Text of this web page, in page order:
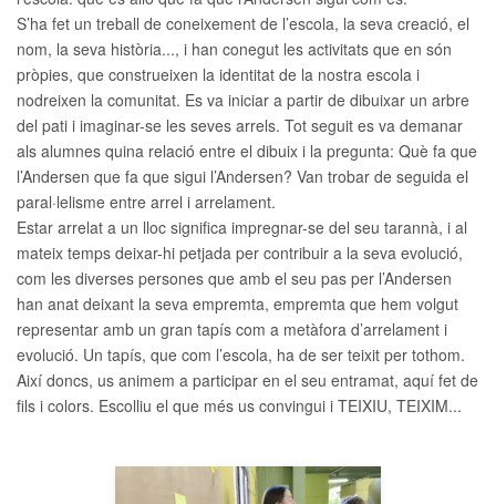
S’ha fet un treball de coneixement de l’escola, la seva creació, el
nom, la seva història..., i han conegut les activitats que en són
pròpies, que construeixen la identitat de la nostra escola i
nodreixen la comunitat. Es va iniciar a partir de dibuixar un arbre
del pati i imaginar-se les seves arrels. Tot seguit es va demanar
als alumnes quina relació entre el dibuix i la pregunta: Què fa que
l’Andersen que fa que sigui l’Andersen? Van trobar de seguida el
paral·lelisme entre arrel i arrelament.
Estar arrelat a un lloc significa impregnar-se del seu tarannà, i al
mateix temps deixar-hi petjada per contribuir a la seva evolució,
com les diverses persones que amb el seu pas per l’Andersen
han anat deixant la seva empremta, empremta que hem volgut
representar amb un gran tapís com a metàfora d’arrelament i
evolució. Un tapís, que com l’escola, ha de ser teixit per tothom.
Així doncs, us animem a participar en el seu entramat, aquí fet de
fils i colors. Escolliu el que més us convingui i TEIXIU, TEIXIM...